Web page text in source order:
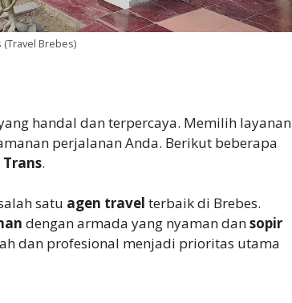
(Travel Brebes)
handal dan terpercaya. Memilih layanan
perjalanan Anda. Berikut beberapa
Trans.
satu agen travel terbaik di Brebes.
dengan armada yang nyaman dansopir
dan profesional menjadi prioritas utama